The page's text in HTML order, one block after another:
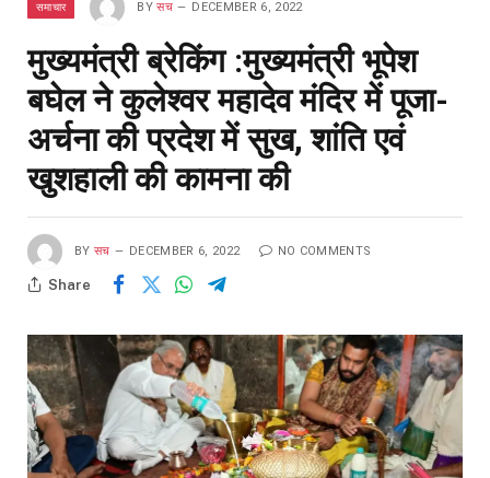
समाचार BY सच DECEMBER 6, 2022
मुख्यमंत्री ब्रेकिंग :मुख्यमंत्री भूपेश
बघेल ने कुलेश्वर महादेव मंदिर में पूजा-
अर्चना की प्रदेश में सुख, शांति एवं
खुशहाली की कामना की
BY सच DECEMBER 6, 2022 NO COMMENTS
Share